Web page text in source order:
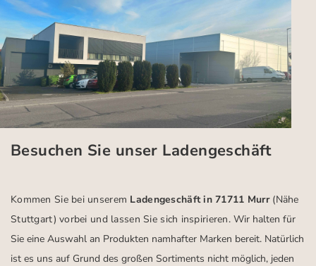
Besuchen Sie unser Ladengeschäft
Kommen Sie bei unserem Ladengeschäft in 71711 Murr (Nähe
Stuttgart) vorbei und lassen Sie sich inspirieren.Wir halten für
Sie eine Auswahl an Produkten namhafter Marken bereit. Natürlich
ist es uns auf Grund des großen Sortiments nicht möglich, jeden